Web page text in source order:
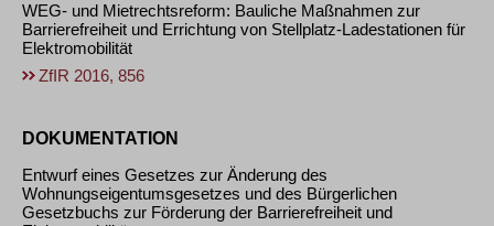
WEG- und Mietrechtsreform: Bauliche Maßnahmen zur
Barrierefreiheit und Errichtung von Stellplatz-Ladestationen für
Elektromobilität
ZfIR 2016, 856
DOKUMENTATION
Entwurf eines Gesetzes zur Änderung des
Wohnungseigentumsgesetzes und des Bürgerlichen
Gesetzbuchs zur Förderung der Barrierefreiheit und